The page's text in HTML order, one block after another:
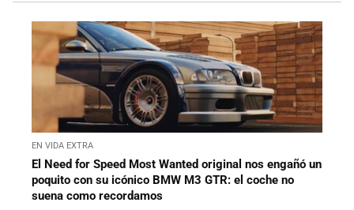
EN VIDA EXTRA
El Need for Speed Most Wanted original nos engañó un
poquito con su icónico BMW M3 GTR: el coche no
suena como recordamos